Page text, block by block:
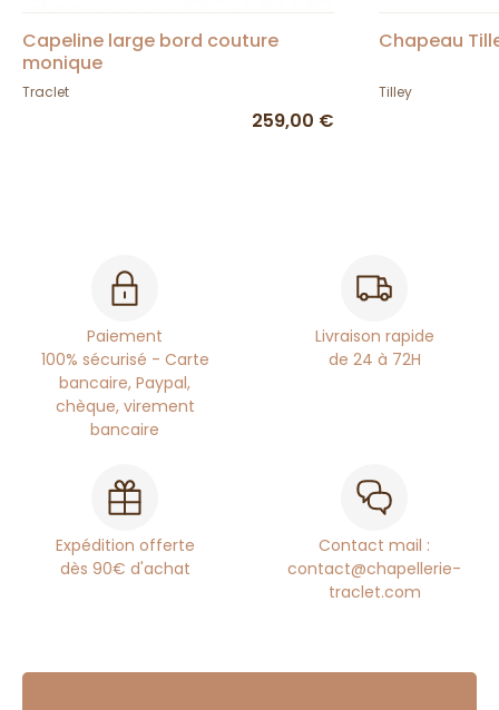
Capeline large bord couture
monique
Traclet
259,00 €
Chapeau
Tilley
Paiement
100% sécurisé - Carte
bancaire, Paypal,
chèque, virement
bancaire
Livraison rapide
de 24 à 72H
Expédition offerte
dès 90€ d'achat
Contact mail :
contact@chapellerie-
traclet.com